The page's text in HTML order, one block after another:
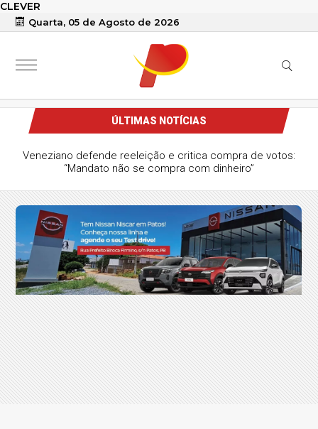
CLEVER
Quarta, 05 de Agosto de 2026
ÚLTIMAS NOTÍCIAS
Ribeiro termina sem definição de
de Adriano Galdino em meio a